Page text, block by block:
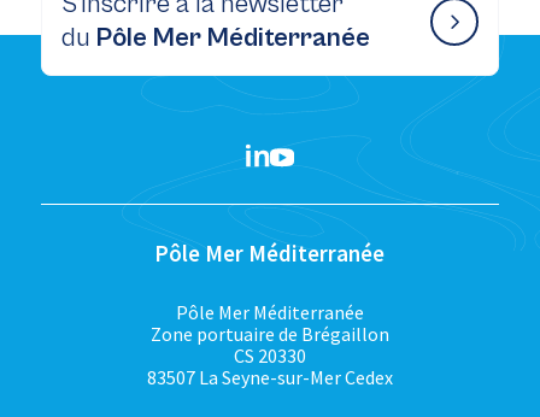
du Pôle Mer Méditerranée
Pôle Mer Méditerranée
Pôle Mer Méditerranée
Zone portuaire de Brégaillon
CS 20330
83507 La Seyne-sur-Mer Cedex